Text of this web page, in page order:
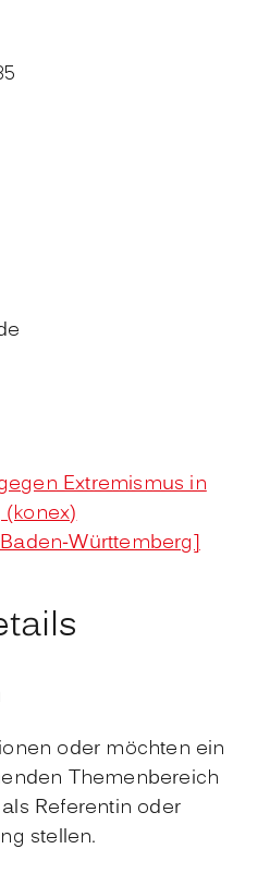
Extremismus in
Württemberg]
oder möchten ein
Themenbereich
Referentin oder
stellen.